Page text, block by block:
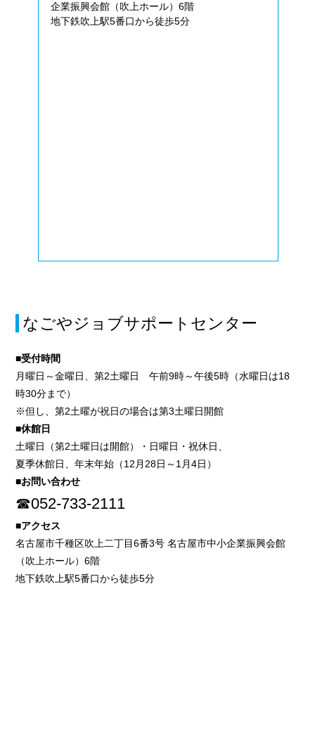
企業振興会館（吹上ホール）6階
地下鉄吹上駅5番口から徒歩5分
なごやジョブサポートセンター
■受付時間
月曜日～金曜日、第2土曜日 午前9時～午後5時（水曜日は18
時30分まで）
※但し、第2土曜が祝日の場合は第3土曜日開館
■休館日
土曜日（第2土曜日は開館）・日曜日・祝休日、
夏季休館日、年末年始（12月28日～1月4日）
■お問い合わせ
☎052-733-2111
■アクセス
名古屋市千種区吹上二丁目6番3号 名古屋市中小企業振興会館
（吹上ホール）6階
地下鉄吹上駅5番口から徒歩5分